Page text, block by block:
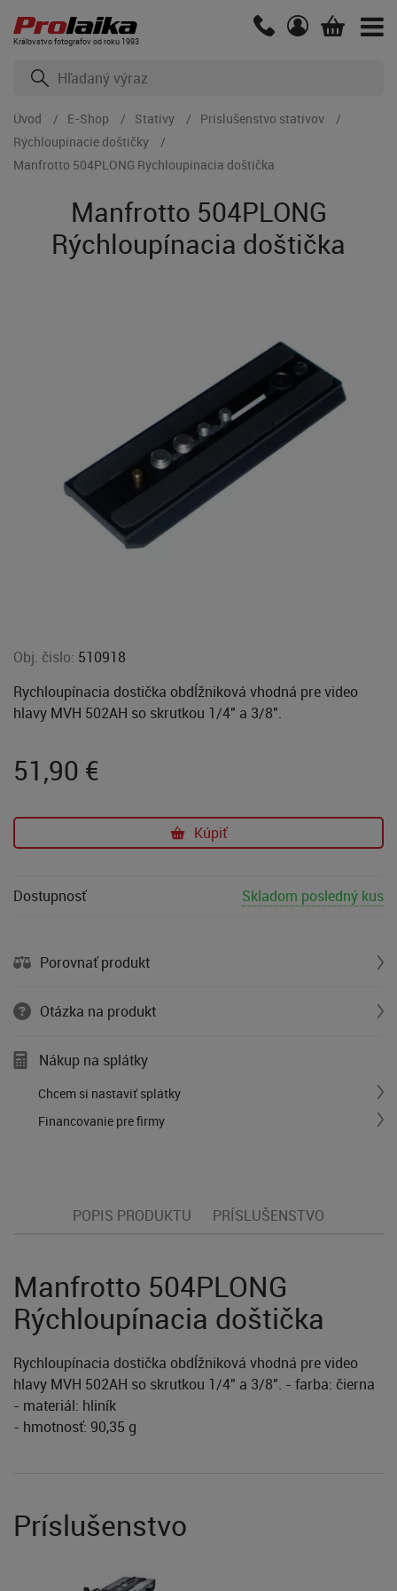
Kráľovstvo fotografov od roku 1993
Úvod E-Shop Statívy
Príslušenstvo statívov
Rýchloupínacie doštičky
Manfrotto 504PLONG Rýchloupínacia doštička
Manfrotto 504PLONG
Rýchloupínacia doštička
Obj. čislo: 510918
Rychloupínacia dostička obdĺžniková vhodná pre video
hlavy MVH 502AH so skrutkou 1/4" a 3/8".
51,90 €
Kúpiť
Dostupnosť Skladom posledný kus
Porovnať produkt
Otázka na produkt
Nákup na splátky
Chcem si nastaviť splátky
Financovanie pre firmy
POPIS PRODUKTU PRÍSLUŠENSTVO
Manfrotto 504PLONG
Rýchloupínacia doštička
Rychloupínacia dostička obdĺžniková vhodná pre video
hlavy MVH 502AH so skrutkou 1/4" a 3/8". - farba: čierna
- materiál: hliník
- hmotnosť: 90,35 g
Príslušenstvo